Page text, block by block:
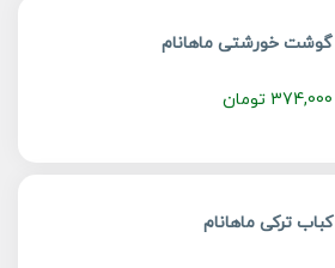
گوشت خورشتی ماهانام
374,000 تومان
کباب ترکی ماهانام